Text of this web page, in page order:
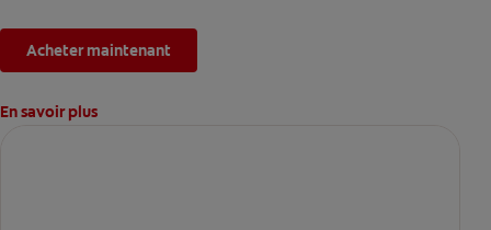
Acheter maintenant
En savoir plus